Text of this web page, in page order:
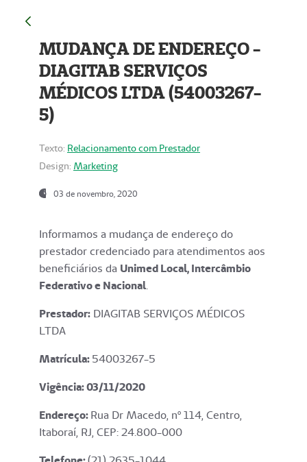
MUDANÇA DE ENDEREÇO -
DIAGITAB SERVIÇOS
MÉDICOS LTDA (54003267-
5)
Texto: Relacionamento com Prestador
Design: Marketing
03 de novembro, 2020
Informamos a mudança de endereço do
prestador credenciado para atendimentos aos
beneficiários da Unimed Local, Intercâmbio
Federativo e Nacional.
Prestador: DIAGITAB SERVIÇOS MÉDICOS
LTDA
Matrícula:54003267-5
Vigência: 03/11/2020
Endereço:Rua Dr Macedo, nº 114, Centro,
Itaboraí, RJ, CEP: 24.800-000